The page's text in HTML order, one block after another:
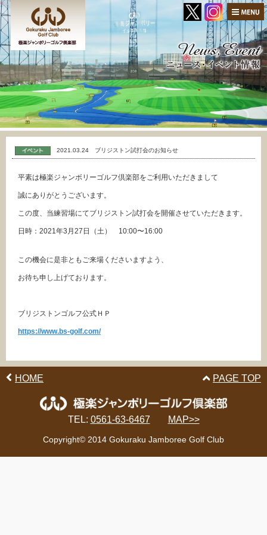
2021.03.24 ブリジストン試打会のお知らせ
平素は極楽ジャンボリーゴルフ倶楽部をご利用いただきまして
誠にありがとうございます。
この度、当練習場にてブリジストン試打会を開催させていただきます。
日時：2021年3月27日（土） 10:00〜16:00
この機会に是非ともご来場くださいますよう、
お待ち申し上げております。
ブリジストンゴルフ公式ＨＰ
https://www.bs-golf.com/
HOME PAGE TOP
TEL: 0561-63-6467 MAP>>
Copyright© 2014 Gokuraku Jamboree Golf Club